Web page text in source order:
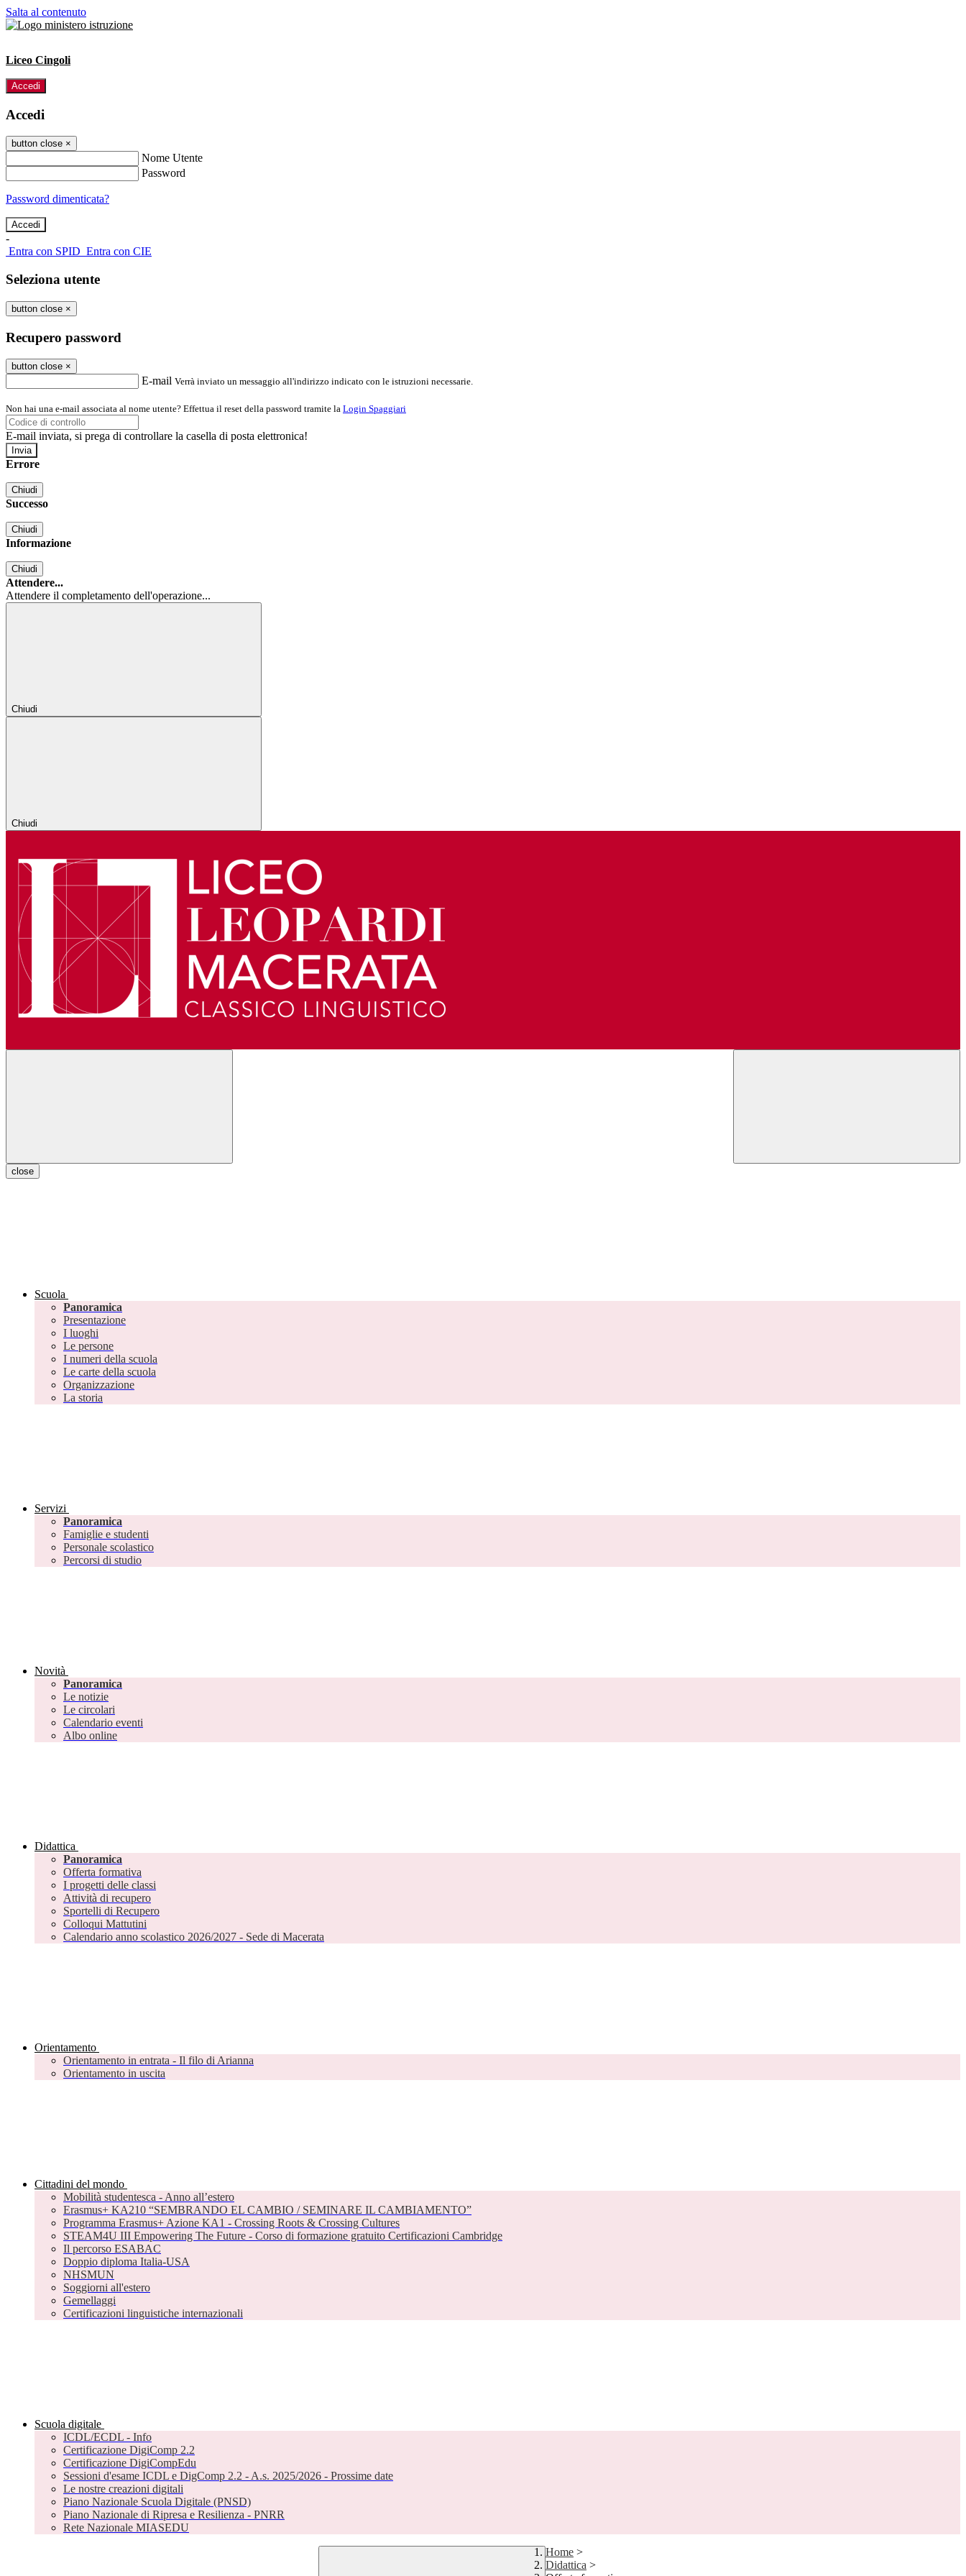
Salta al contenuto
Liceo Cingoli
Accedi
Accedi
button close ×
Nome Utente
Password
Password dimenticata?
-
Entra con SPID Entra con CIE
Seleziona utente
button close ×
Recupero password
button close ×
E-mail Verrà inviato un messaggio all'indirizzo indicato con le istruzioni necessarie.
Non hai una e-mail associata al nome utente? Effettua il reset della password tramite la Login Spaggiari
E-mail inviata, si prega di controllare la casella di posta elettronica!
Errore
Chiudi
Successo
Chiudi
Informazione
Chiudi
Attendere...
Attendere il completamento dell'operazione...
Chiudi
Chiudi
close
Scuola
Panoramica
Presentazione
I luoghi
Le persone
I numeri della scuola
Le carte della scuola
Organizzazione
La storia
Servizi
Panoramica
Famiglie e studenti
Personale scolastico
Percorsi di studio
Novità
Panoramica
Le notizie
Le circolari
Calendario eventi
Albo online
Didattica
Panoramica
Offerta formativa
I progetti delle classi
Attività di recupero
Sportelli di Recupero
Colloqui Mattutini
Calendario anno scolastico 2026/2027 - Sede di Macerata
Orientamento
Orientamento in entrata - Il filo di Arianna
Orientamento in uscita
Cittadini del mondo
Mobilità studentesca - Anno all’estero
Erasmus+ KA210 “SEMBRANDO EL CAMBIO / SEMINARE IL CAMBIAMENTO”
Programma Erasmus+ Azione KA1 - Crossing Roots & Crossing Cultures
STEAM4U III Empowering The Future - Corso di formazione gratuito Certificazioni Cambridge
Il percorso ESABAC
Doppio diploma Italia-USA
NHSMUN
Soggiorni all'estero
Gemellaggi
Certificazioni linguistiche internazionali
Scuola digitale
ICDL/ECDL - Info
Certificazione DigiComp 2.2
Certificazione DigiCompEdu
Sessioni d'esame ICDL e DigComp 2.2 - A.s. 2025/2026 - Prossime date
Le nostre creazioni digitali
Piano Nazionale Scuola Digitale (PNSD)
Piano Nazionale di Ripresa e Resilienza - PNRR
Rete Nazionale MIASEDU
Home >
Didattica >